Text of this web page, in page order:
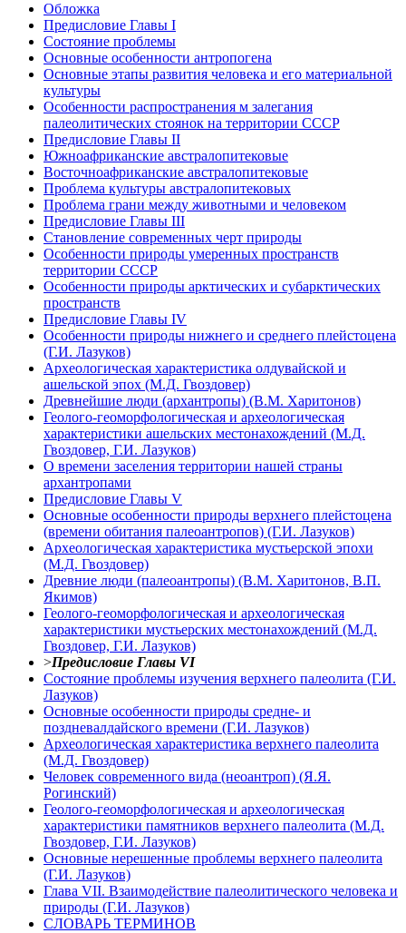
Обложка
Предисловие Главы I
Состояние проблемы
Основные особенности антропогена
Основные этапы развития человека и его материальной
культуры
Особенности распространения м залегания
палеолитических стоянок на территории СССР
Предисловие Главы II
Южноафриканские австралопитековые
Восточноафриканские австралопитековые
Проблема культуры австралопитековых
Проблема грани между животными и человеком
Предисловие Главы III
Становление современных черт природы
Особенности природы умеренных пространств
территории СССР
Особенности природы арктических и субарктических
пространств
Предисловие Главы IV
Особенности природы нижнего и среднего плейстоцена
(Г.И. Лазуков)
Археологическая характеристика олдувайской и
ашельской эпох (М.Д. Гвоздовер)
Древнейшие люди (архантропы) (В.М. Харитонов)
Геолого-геоморфологическая и археологическая
характеристики ашельских местонахождений (М.Д.
Гвоздовер, Г.И. Лазуков)
О времени заселения территории нашей страны
архантропами
Предисловие Главы V
Основные особенности природы верхнего плейстоцена
(времени обитания палеоантропов) (Г.И. Лазуков)
Археологическая характеристика мустьерской эпохи
(М.Д. Гвоздовер)
Древние люди (палеоантропы) (В.М. Харитонов, В.П.
Якимов)
Геолого-геоморфологическая и археологическая
характеристики мустьерских местонахождений (М.Д.
Гвоздовер, Г.И. Лазуков)
>Предисловие Главы VI
Состояние проблемы изучения верхнего палеолита (Г.И.
Лазуков)
Основные особенности природы средне- и
поздневалдайского времени (Г.И. Лазуков)
Археологическая характеристика верхнего палеолита
(М.Д. Гвоздовер)
Человек современного вида (неоантроп) (Я.Я.
Рогинский)
Геолого-геоморфологическая и археологическая
характеристики памятников верхнего палеолита (М.Д.
Гвоздовер, Г.И. Лазуков)
Основные нерешенные проблемы верхнего палеолита
(Г.И. Лазуков)
Глава VII. Взаимодействие палеолитического человека и
природы (Г.И. Лазуков)
СЛОВАРЬ ТЕРМИНОВ